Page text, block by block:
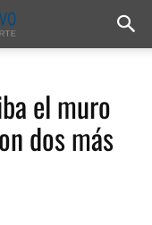
el muro
dos más